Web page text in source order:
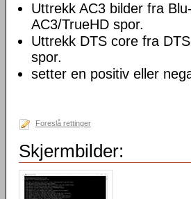
Uttrekk AC3 bilder fra
AC3/TrueHD spor.
Uttrekk DTS core fra
spor.
setter en positiv eller
Foreslå rettinger
Skjermbilder: